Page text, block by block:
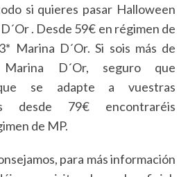
si quieres pasar Halloween
. Desde 59€ en régimen de
Marina D´Or. Si sois más de
D´Or, seguro que
se adapte a vuestras
desde 79€ encontraréis
de MP.
para más información